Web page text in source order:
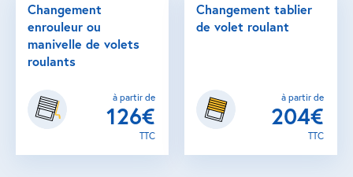
Changement
enrouleur ou
manivelle de volets
roulants
à partir de
126€
TTC
Changement tablier
de volet roulant
à partir de
204€
TTC